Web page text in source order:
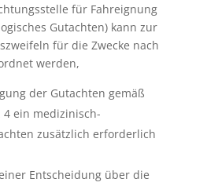
für Fahreignung
Gutachten) kann zur
für die Zwecke nach
werden,
der Gutachten gemäß
4 ein medizinisch-
zusätzlich erforderlich
Entscheidung über die